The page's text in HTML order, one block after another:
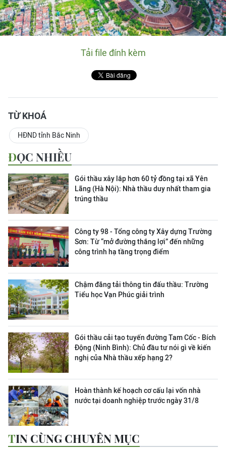
Tải file đính kèm
TỪ KHOÁ
HĐND tỉnh Bắc Ninh
ĐỌC NHIỀU
Gói thầu xây lắp hơn 60 tỷ đồng tại xã Yên
Lãng (Hà Nội): Nhà thầu duy nhất tham gia
trúng thầu
Công ty 98 - Tổng công ty Xây dựng Trường
Sơn: Từ “mở đường thắng lợi” đến những
công trình hạ tầng trọng điểm
Chậm đăng tải thông tin đấu thầu: Trường
Tiểu học Vạn Phúc giải trình
Gói thầu cải tạo tuyến đường Tam Cốc - Bích
Động (Ninh Bình): Chủ đầu tư nói gì về kiến
nghị của Nhà thầu xếp hạng 2?
Hoàn thành kế hoạch cơ cấu lại vốn nhà
nước tại doanh nghiệp trước ngày 31/8
TIN CÙNG CHUYÊN MỤC